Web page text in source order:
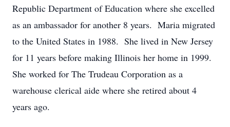
Republic Department of Education where she excelled
as an ambassador for another 8 years. Maria migrated
to the United States in 1988. She lived in New Jersey
for 11 years before making Illinois her home in 1999.
She worked for The Trudeau Corporation as a
warehouse clerical aide where she retired about 4
years ago.